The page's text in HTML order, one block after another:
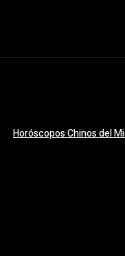
Horóscopos Chinos del